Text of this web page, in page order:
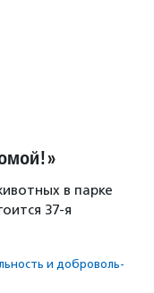
в парке
37-я
и доброволь­